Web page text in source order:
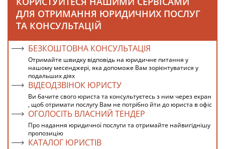
ДЛЯ ОТРИМАННЯ ЮРИДИЧНИХ ПОСЛУГ
ТА КОНСУЛЬТАЦІЙ
БЕЗКОШТОВНА КОНСУЛЬТАЦІЯ
Отримайте швидку відповідь на юридичне питання у
нашому месенджері, яка допоможе Вам зорієнтуватися у
подальших діях
ВІДЕОДЗВІНОК ЮРИСТУ
Ви бачите свого юриста та консультуєтесь з ним через екран
, щоб отримати послугу Вам не потрібно йти до юриста в офіс
ОГОЛОСІТЬ ВЛАСНИЙ ТЕНДЕР
Про надання юридичної послуги та отримайте найвигіднішу
пропозицію
КАТАЛОГ ЮРИСТІВ